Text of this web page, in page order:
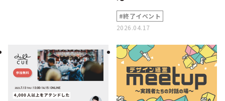
#終了イベント
2026.04.17